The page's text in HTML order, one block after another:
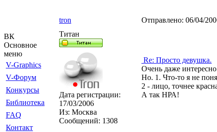
ВК
Основное
меню
V-Graphics
V-Форум
Конкурсы
Библиотека
FAQ
Контакт
tron Отправлено: 06/04/
Титан
Дата регистрации:
17/03/2006
Из: Москва
Сообщений: 1308
Re: Просто девушка.
Очень даже
Но. 1. Что-то я не
2 - лицо, точнее
А так НРА!